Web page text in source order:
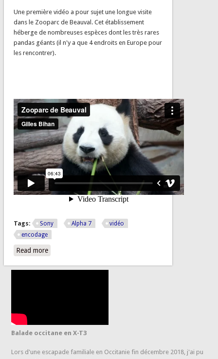
Une première vidéo a pour sujet une longue visite
dans le Zooparc de Beauval. Cet établissement
héberge de nombreuses espèces dont les très rares
pandas géants (il n'y a que 4 endroits en Europe pour
les rencontrer).
Tags: Sony Alpha 7
vidéo
encodage
Read moreabout Quelques vidéos réalisées avec un Sony Alpha 7,
Balade occitane en X-T3
Lors d'une escapade familiale en Occitanie fin décembre 2018, j'ai pu